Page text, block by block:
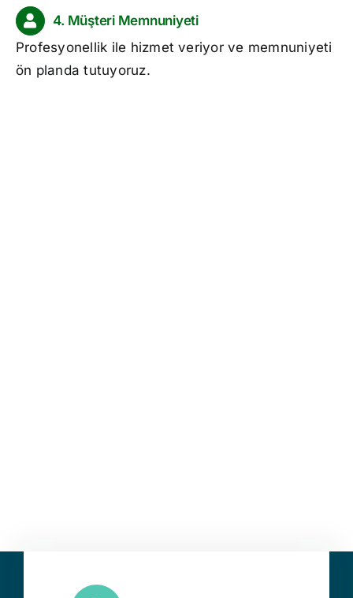
4. Müşteri Memnuniyeti
Profesyonellik ile hizmet veriyor ve memnuniyeti
ön planda tutuyoruz.